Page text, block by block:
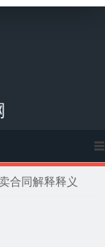
合同解释释义